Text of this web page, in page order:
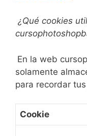
¿Qué cookies
En la web
solamente
para recordar
Cookie